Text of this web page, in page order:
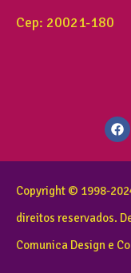
Cep: 20021-180
Copyright © 1998-
direitos reservados.
Comunica Design e